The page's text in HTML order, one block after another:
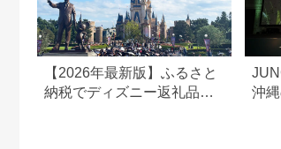
【2026年最新版】ふるさと
納税でディズニー返礼品は
沖